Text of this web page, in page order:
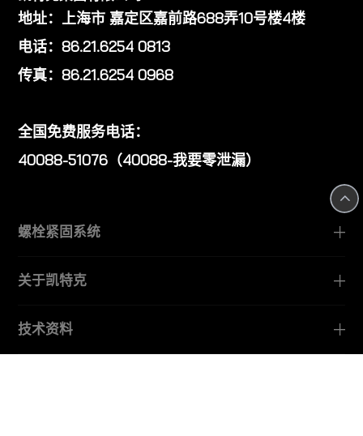
地址：上海市 嘉定区嘉前路688弄10号楼4楼
电话：86.21.6254 0813
传真：86.21.6254 0968
全国免费服务电话：
40088-51076（40088-我要零泄漏）
螺栓紧固系统
关于凯特克
技术资料